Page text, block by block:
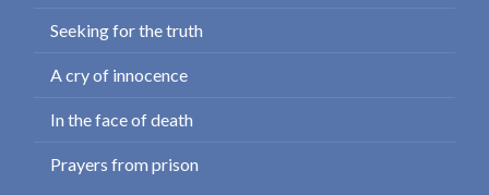
Seeking for the truth
A cry of innocence
In the face of death
Prayers from prison